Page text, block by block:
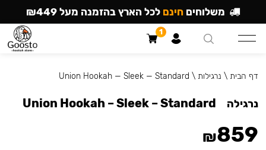
דף הבית \ נרגילות \
Union Hookah — Sleek — Standard
נרגילה Union Hookah – Sleek – Standard
₪859
משלוחים חינם לכל הארץ בהזמנה מעל ₪449
1